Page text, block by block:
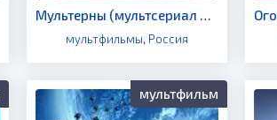
мультфильмы, Россия
мультфильм